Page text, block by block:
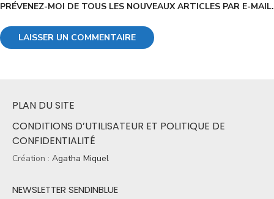
PRÉVENEZ-MOI DE TOUS LES NOUVEAUX ARTICLES PAR E-MAIL.
PLAN DU SITE
CONDITIONS D’UTILISATEUR ET POLITIQUE DE
CONFIDENTIALITÉ
Création : Agatha Miquel
NEWSLETTER SENDINBLUE